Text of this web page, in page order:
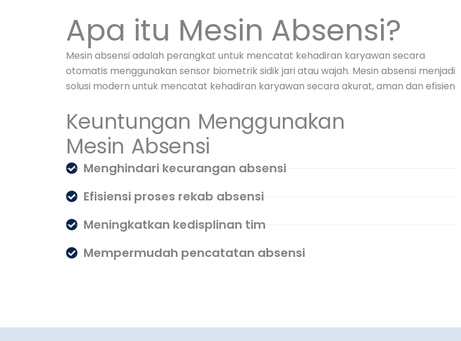
Apa itu Mesin Absensi?
Mesin absensi adalah perangkat untuk mencatat kehadiran karyawan secara
otomatis menggunakan sensor biometrik sidik jari atau wajah. Mesin absensi menjadi
solusi modern untuk mencatat kehadiran karyawan secara akurat, aman dan efisien
Keuntungan Menggunakan
Mesin Absensi
Menghindari kecurangan absensi
Efisiensi proses rekab absensi
Meningkatkan kedisplinan tim
Mempermudah pencatatan absensi